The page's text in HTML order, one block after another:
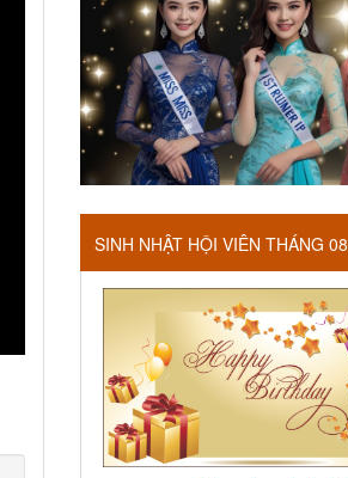
SINH NHẬT HỘI VIÊN THÁNG 08